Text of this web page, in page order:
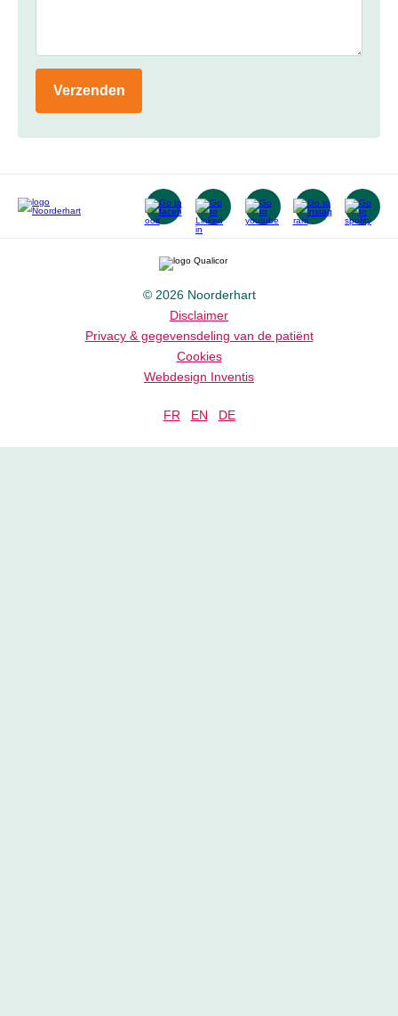
Verzenden
© 2026 Noorderhart
Disclaimer
Privacy & gegevensdeling van de patiënt
Cookies
Webdesign Inventis
FR EN DE